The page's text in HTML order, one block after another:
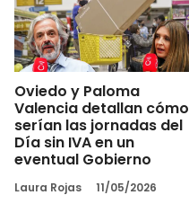
Oviedo y Paloma
Valencia detallan cómo
serían las jornadas del
Día sin IVA en un
eventual Gobierno
Laura Rojas 11/05/2026